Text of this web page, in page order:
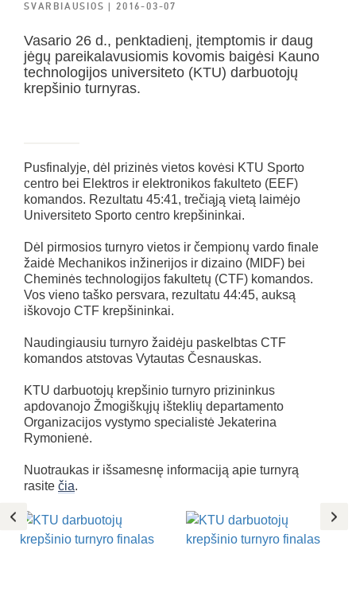
SVARBIAUSIOS | 2016-03-07
Vasario 26 d., penktadienį, įtemptomis ir daug
jėgų pareikalavusiomis kovomis baigėsi Kauno
technologijos universiteto (KTU) darbuotojų
krepšinio turnyras.
Pusfinalyje, dėl prizinės vietos kovėsi KTU Sporto
centro bei Elektros ir elektronikos fakulteto (EEF)
komandos. Rezultatu 45:41, trečiąją vietą laimėjo
Universiteto Sporto centro krepšininkai.
Dėl pirmosios turnyro vietos ir čempionų vardo finale
žaidė Mechanikos inžinerijos ir dizaino (MIDF) bei
Cheminės technologijos fakultetų (CTF) komandos.
Vos vieno taško persvara, rezultatu 44:45, auksą
iškovojo CTF krepšininkai.
Naudingiausiu turnyro žaidėju paskelbtas CTF
komandos atstovas Vytautas Česnauskas.
KTU darbuotojų krepšinio turnyro prizininkus
apdovanojo Žmogiškųjų išteklių departamento
Organizacijos vystymo specialistė Jekaterina
Rymonienė.
Nuotraukas ir išsamesnę informaciją apie turnyrą
rasite čia.